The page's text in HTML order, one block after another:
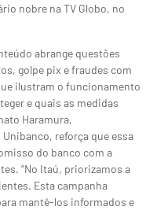
nobre na TV Globo, no
abrange questões
golpe pix e fraudes com
ilustram o funcionamento
e quais as medidas
Haramura,
reforça que essa
do banco com a
“No Itaú, priorizamos a
Esta campanha
mantê-los informados e